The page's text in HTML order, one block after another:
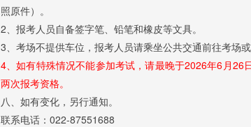
照原件）。
2、报考人员自备签字笔、铅笔和橡皮等文具。
3、考场不提供车位，报考人员请乘坐公共交通前往考场
4、如有特殊情况不能参加考试，请最晚于2026年6月
两次报考资格。
八、如有变化，另行通知。
联系电话：022-87551688